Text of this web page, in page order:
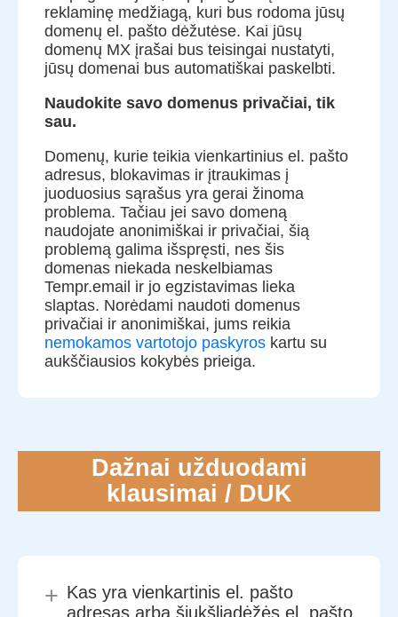
reklaminę medžiagą, kuri bus rodoma jūsų
domenų el. pašto dėžutėse. Kai jūsų
domenų MX įrašai bus teisingai nustatyti,
jūsų domenai bus automatiškai paskelbti.
Naudokite savo domenus privačiai, tik
sau.
Domenų, kurie teikia vienkartinius el. pašto
adresus, blokavimas ir įtraukimas į
juoduosius sąrašus yra gerai žinoma
problema. Tačiau jei savo domeną
naudojate anonimiškai ir privačiai, šią
problemą galima išspręsti, nes šis
domenas niekada neskelbiamas
Tempr.email ir jo egzistavimas lieka
slaptas. Norėdami naudoti domenus
privačiai ir anonimiškai, jums reikia
nemokamos vartotojo paskyros kartu su
aukščiausios kokybės prieiga.
Dažnai užduodami
klausimai / DUK
+ Kas yra vienkartinis el. pašto
adresas arba šiukšliadėžės el. pašto